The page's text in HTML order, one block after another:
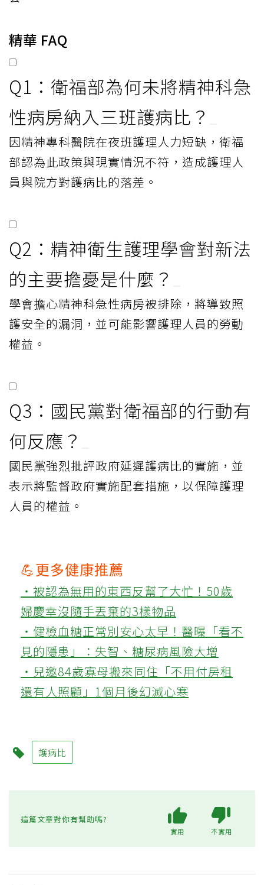
精華 FAQ
Q1：衛福部為何未將精神科急
性病房納入三班護病比？
因精神專科醫院在夜班護理人力短缺，衛福
部認為此政策與現實情況不符，造成護理人
員與院方對護病比的落差。
Q2：精神衛生護理學會對新法
的主要擔憂是什麼？
學會擔心精神科急性病房被排除，將導致照
護安全的漏洞，並可能影響護理人員的勞動
權益。
Q3：國民黨對衛福部的行動有
何反應？
國民黨強烈批評政府延遲護病比的實施，並
表示將監督政府實施配套措施，以保障護理
人員的權益。
💪更多健康推薦
‧被認為無用的東西反幫了大忙！50歲
婦慶幸沒隨手丟棄的3樣物品
‧健檢血糖正常別安心太早！醫曝「看不
見的隱患」：失智、糖尿病風險大增
‧兒邀84歲寡母搬來同住「不用付房租
還有人照顧」1個月後幻滅心寒
護病比
這篇文章對你有幫助嗎?
實用 不實用